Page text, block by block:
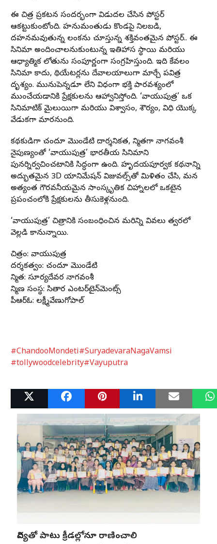
ఈ చిత్ర ప్రకటన సందర్భంగా విడుదల చేసిన పోస్టర్
ఆకట్టుకుంటోంది. హనుమంతుడు కొండపై నిలబడి,
దహనమవుతున్న లంకను చూస్తున్న శక్తివంతమైన పోస్టర్.. ఈ
సినిమా అందించాలనుకుంటున్న ఇతిహాస స్థాయి మరియు
ఆధ్యాత్మిక లోతును సంపూర్ణంగా సంగ్రహిస్తుంది. ఇది కేవలం
సినిమా కాదు, థియేటర్లను దేవాలయాలుగా మార్చే పవిత్ర
దృశ్యం. మునుపెన్నడూ లేని విధంగా భక్తి పారవశ్యంలో
ముంచేయడానికి ప్రేక్షకులను ఆహ్వానిస్తోంది. ‘వాయుపుత్ర’ ఒక
సినిమాటిక్ మైలురాయిగా మరియు విశ్వాసం, శౌర్యం, విధి యొక్క
వేడుకగా మారనుంది.
కథకుడిగా చందూ మొండేటి దార్శనికత, నిర్మాతగా నాగవంశీ
నైపుణ్యంతో ‘వాయుపుత్ర’ భారతీయ సినిమాని
పునర్నిర్వచించటానికి సిద్ధంగా ఉంది. హృదయపూర్వక కథనాన్ని
అద్భుతమైన 3D యానిమేషన్ విజువల్స్‌తో మిళితం చేసి, మన
అత్యంత గౌరవనీయమైన సాంస్కృతిక చిహ్నాలలో ఒకటైన
ప్రపంచంలోకి ప్రేక్షకులను తీసుకెళ్లనుంది.
‘వాయుపుత్ర’ చిత్రానికి సంబంధించిన మరిన్ని వివరాలు త్వరలో
వెల్లడి కానున్నాయి.
చిత్రం: వాయుపుత్ర
దర్శకత్వం: చందూ మొండేటి
నిర్మాత: సూర్యదేవర నాగవంశీ
నిర్మాణ సంస్థ: సితార ఎంటర్‌టైన్‌మెంట్స్
పీఆర్ఓ: లక్ష్మీవేణుగోపాల్
#ChandooMondeti#SuryadevaraNagaVamsi
#tollywoodcelebrity#Vayuputra
Related Posts
విద్యతో పాటు క్రీడల్లోనూ రాణించాలి